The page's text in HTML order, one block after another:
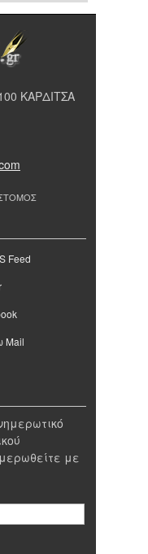
ΚΑΡΔΙΤΣΑ
Feed
Mail
με